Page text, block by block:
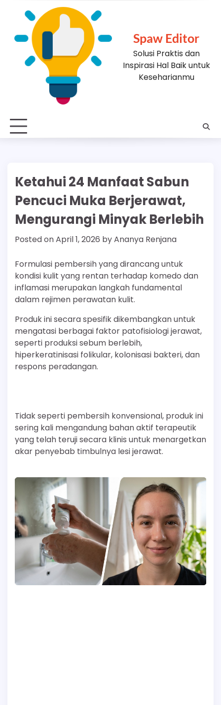
Spaw Editor
Solusi Praktis dan
Inspirasi Hal Baik untuk
Keseharianmu
Ketahui 24 Manfaat Sabun
Pencuci Muka Berjerawat,
Mengurangi Minyak Berlebih
Posted onApril 1, 2026 byAnanya Renjana
Formulasi pembersih yang dirancang untuk
kondisi kulit yang rentan terhadap komedo dan
inflamasi merupakan langkah fundamental
dalam rejimen perawatan kulit.
Produk ini secara spesifik dikembangkan untuk
mengatasi berbagai faktor patofisiologi jerawat,
seperti produksi sebum berlebih,
hiperkeratinisasi folikular, kolonisasi bakteri, dan
respons peradangan.
Tidak seperti pembersih konvensional, produk ini
sering kali mengandung bahan aktif terapeutik
yang telah teruji secara klinis untuk menargetkan
akar penyebab timbulnya lesi jerawat.